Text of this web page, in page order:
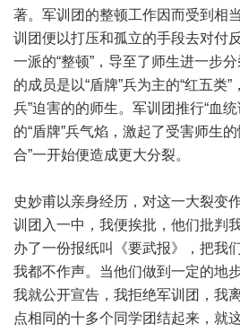
著。军训团的整顿工作因而受到相
训团便以打压和孤立的手段去对付
一派的“整顿”，导至了师生进一步
的成员是以“盾牌”兵为主的“红五类
兵”迫害的的师生。军训团推行“血
的“盾牌”兵气焰，激起了受害师生
合”一开始便造成更大分裂。
史妙甫以亲身经历，对这一大裂变
训团入一中，我便挨批，他们批判
办了一份报纸叫《要武报》，把我
我都不作声。当他们做到一定的地
我就公开宣告，我拒绝军训团，我
点相同的十多个同学团结起来，就